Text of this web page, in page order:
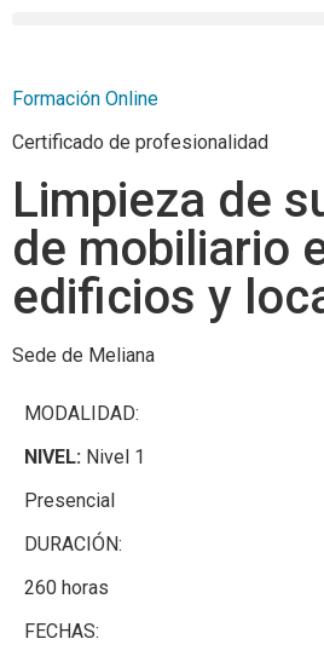
Formación Online
Certificado de profesionalidad
Limpieza de
de mobiliario
edificios y
Sede de Meliana
MODALIDAD:
NIVEL: Nivel 1
Presencial
DURACIÓN:
260 horas
FECHAS: